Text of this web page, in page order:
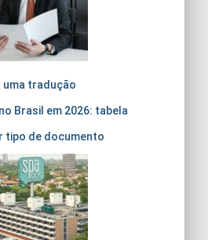
uma tradução
Brasil em 2026: tabela
tipo de documento